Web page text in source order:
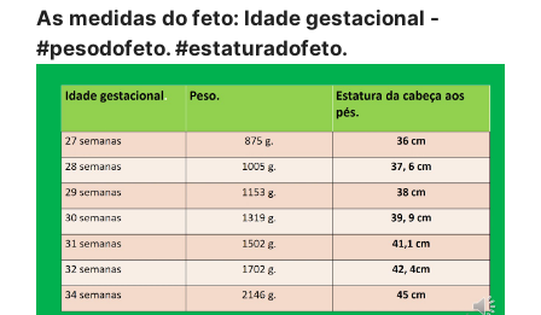
As medidas do feto: Idade gestacional -
#pesodofeto. #estaturadofeto.